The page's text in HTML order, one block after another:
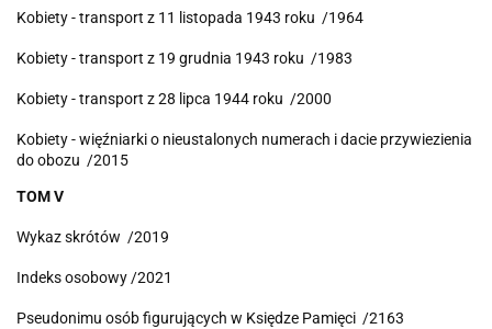
Kobiety - transport z 11 listopada 1943 roku /1964
Kobiety - transport z 19 grudnia 1943 roku /1983
Kobiety - transport z 28 lipca 1944 roku /2000
Kobiety - więźniarki o nieustalonych numerach i dacie przywiezienia
do obozu /2015
TOM V
Wykaz skrótów /2019
Indeks osobowy /2021
Pseudonimu osób figurujących w Księdze Pamięci /2163